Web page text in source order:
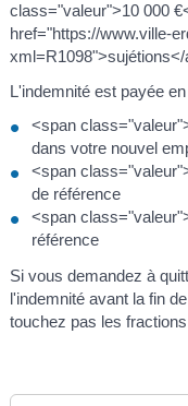
class="valeur">10 000
href="https://www.ville-
L'indemnité est payée
<span
dans votre nouvel
<span
de référence
<span
référence
Si vous demandez à
l'indemnité avant la fin
touchez pas les